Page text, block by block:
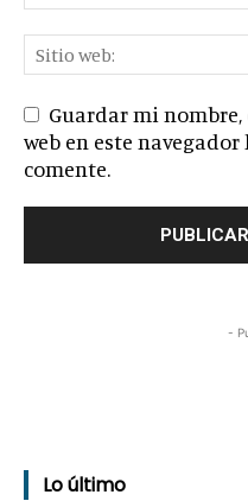
Guardar mi
web en este
comente.
-
Lo último